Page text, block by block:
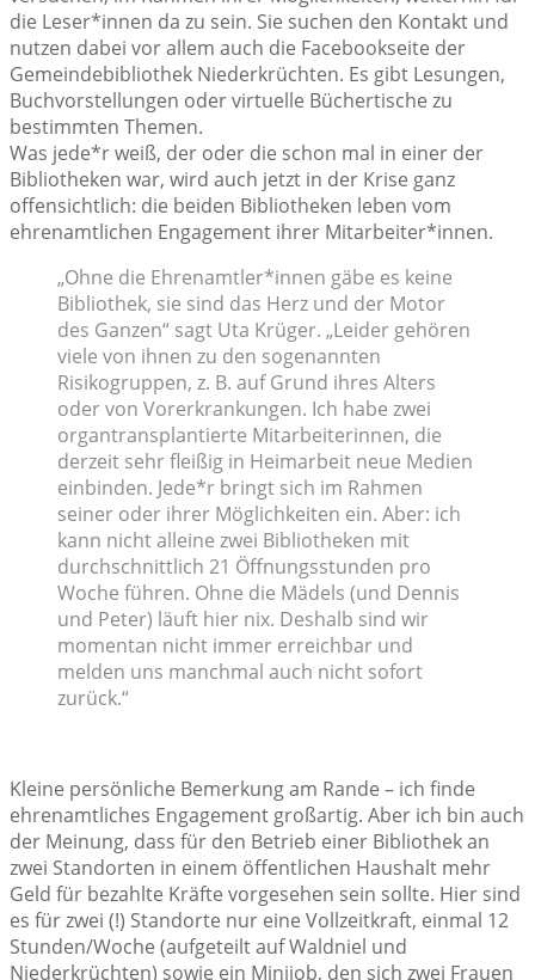
die Leser*innen da zu sein. Sie suchen den Kontakt und
nutzen dabei vor allem auch die Facebookseite der
Gemeindebibliothek Niederkrüchten. Es gibt Lesungen,
Buchvorstellungen oder virtuelle Büchertische zu
bestimmten Themen.
Was jede*r weiß, der oder die schon mal in einer der
Bibliotheken war, wird auch jetzt in der Krise ganz
offensichtlich: die beiden Bibliotheken leben vom
ehrenamtlichen Engagement ihrer Mitarbeiter*innen.
„Ohne die Ehrenamtler*innen gäbe es keine
Bibliothek, sie sind das Herz und der Motor
des Ganzen“ sagt Uta Krüger. „Leider gehören
viele von ihnen zu den sogenannten
Risikogruppen, z. B. auf Grund ihres Alters
oder von Vorerkrankungen. Ich habe zwei
organtransplantierte Mitarbeiterinnen, die
derzeit sehr fleißig in Heimarbeit neue Medien
einbinden. Jede*r bringt sich im Rahmen
seiner oder ihrer Möglichkeiten ein. Aber: ich
kann nicht alleine zwei Bibliotheken mit
durchschnittlich 21 Öffnungsstunden pro
Woche führen. Ohne die Mädels (und Dennis
und Peter) läuft hier nix. Deshalb sind wir
momentan nicht immer erreichbar und
melden uns manchmal auch nicht sofort
zurück.“
Kleine persönliche Bemerkung am Rande – ich finde
ehrenamtliches Engagement großartig. Aber ich bin auch
der Meinung, dass für den Betrieb einer Bibliothek an
zwei Standorten in einem öffentlichen Haushalt mehr
Geld für bezahlte Kräfte vorgesehen sein sollte. Hier sind
es für zwei (!) Standorte nur eine Vollzeitkraft, einmal 12
Stunden/Woche (aufgeteilt auf Waldniel und
Niederkrüchten) sowie ein Minijob, den sich zwei Frauen